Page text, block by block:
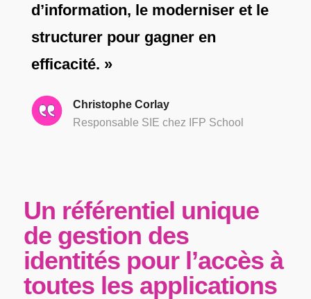
d’information, le moderniser et le
structurer pour gagner en
efficacité. »
Christophe Corlay
Responsable SIE chez IFP School
Un référentiel unique
de gestion des
identités pour l’accèsà
toutes les applications